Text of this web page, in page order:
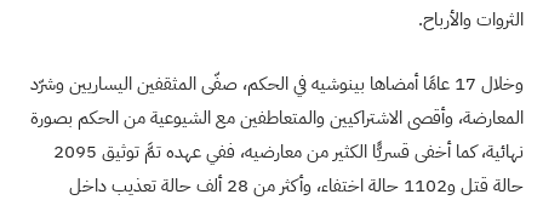
الثروات والأرباح.
وخلال 17 عامًا أمضاها بينوشيه في الحكم، صفّى المثقفين اليساريين وشرّد
المعارضة، وأقصى الاشتراكيين والمتعاطفين مع الشيوعية من الحكم بصورة
نهائية، كما أخفى قسريًّا الكثير من معارضيه، ففي عهده تمَّ توثيق 2095
حالة قتل و1102 حالة اختفاء، وأكثر من 28 ألف حالة تعذيب داخل